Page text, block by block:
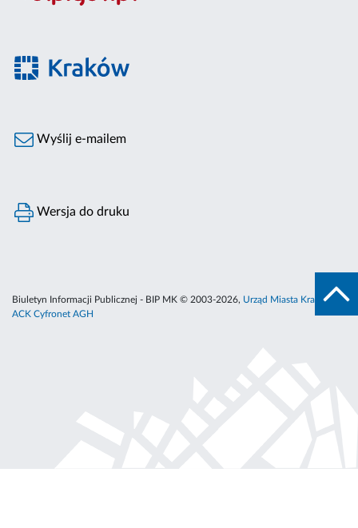
Wyślij e-mailem
Wersja do druku
Biuletyn Informacji Publicznej - BIP MK © 2003-2026, Urząd Miasta Krakowa
ACK Cyfronet AGH